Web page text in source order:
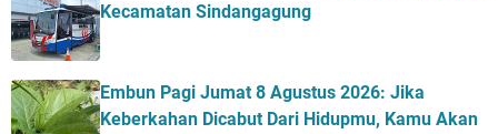
Kecamatan Sindangagung
Embun Pagi Jumat 8 Agustus 2026: Jika
Keberkahan Dicabut Dari Hidupmu, Kamu Akan